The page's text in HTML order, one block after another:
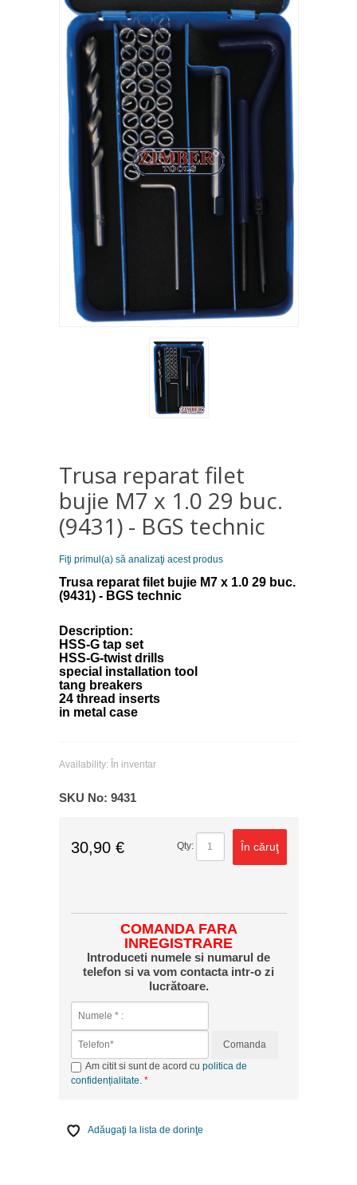
Trusa reparat filet
bujie M7 x 1.0 29 buc.
(9431) - BGS technic
Fiţi primul(a) să analizaţi acest produs
Trusa reparat filet bujie M7 x 1.0 29 buc.
(9431) - BGS technic
Description:
HSS-G tap set
HSS-G-twist drills
special installation tool
tang breakers
24 thread inserts
in metal case
Availability: În inventar
SKU No: 9431
30,90 € Qty: În căruţ
COMANDA FARA
INREGISTRARE
Introduceti numele si numarul de
telefon si va vom contacta intr-o zi
lucrătoare.
Comanda
Am citit si sunt de acord cu politica de
confidențialitate.
Adăugaţi la lista de dorinţe